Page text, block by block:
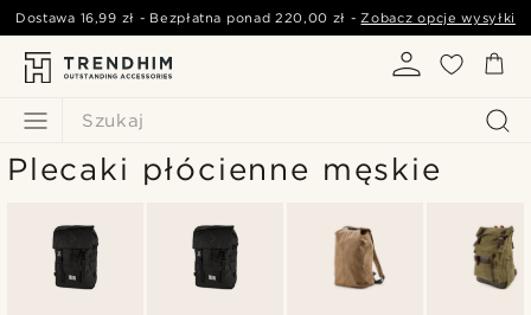
Szukaj
Dostawa 16,99 zł - Bezpłatna ponad220,00 zł -Zobacz opcje wysyłki
Plecaki płócienne męskie